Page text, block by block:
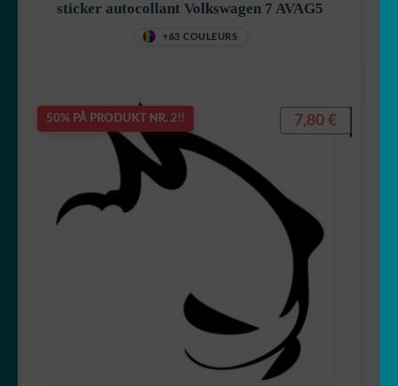
sticker autocollant Volkswagen 7 AVAG5
+63 COULEURS
50% PÅ PRODUKT NR. 2!! 7,80 €